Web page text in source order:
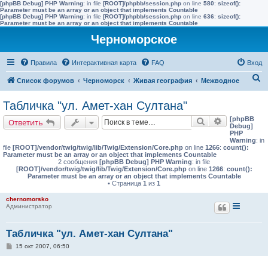
[phpBB Debug] PHP Warning: in file [ROOT]/phpbb/session.php on line 580: sizeof():
Parameter must be an array or an object that implements Countable
[phpBB Debug] PHP Warning: in file [ROOT]/phpbb/session.php on line 636: sizeof():
Parameter must be an array or an object that implements Countable
Черноморское
Правила Интерактивная карта FAQ Вход
Список форумов Черноморск Живая география Межводное
Табличка "ул. Амет-хан Султана"
Ответить Поиск
[phpBB
Debug]
PHP
Warning: in
file [ROOT]/vendor/twig/twig/lib/Twig/Extension/Core.php on line 1266: count():
Parameter must be an array or an object that implements Countable
2 сообщения [phpBB Debug] PHP Warning: in file
[ROOT]/vendor/twig/twig/lib/Twig/Extension/Core.phpon line 1266: count():
Parameter must be an array or an object that implements Countable
• Страница 1 из 1
chernomorsko
Администратор
Табличка "ул. Амет-хан Султана"
С15 окт 2007, 06:50